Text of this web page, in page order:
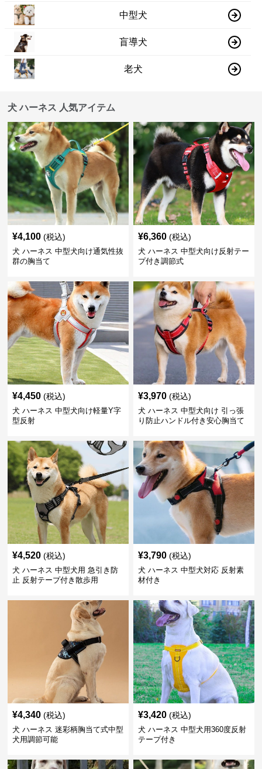
中型犬
盲導犬
老犬
犬 ハーネス 人気アイテム
¥4,100 (税込)
犬 ハーネス 中型犬向け通気性抜
群の胸当て
¥6,360 (税込)
犬 ハーネス 中型犬向け反射テー
プ付き調節式
¥4,450 (税込)
犬 ハーネス 中型犬向け軽量Y字
型反射
¥3,970 (税込)
犬 ハーネス 中型犬向け 引っ張
り防止ハンドル付き安心胸当て
¥4,520 (税込)
犬 ハーネス 中型犬用 急引き防
止 反射テープ付き散歩用
¥3,790 (税込)
犬 ハーネス 中型犬対応 反射素
材付き
¥4,340 (税込)
犬 ハーネス 迷彩柄胸当て式中型
犬用調節可能
¥3,420 (税込)
犬 ハーネス 中型犬用360度反射
テープ付き